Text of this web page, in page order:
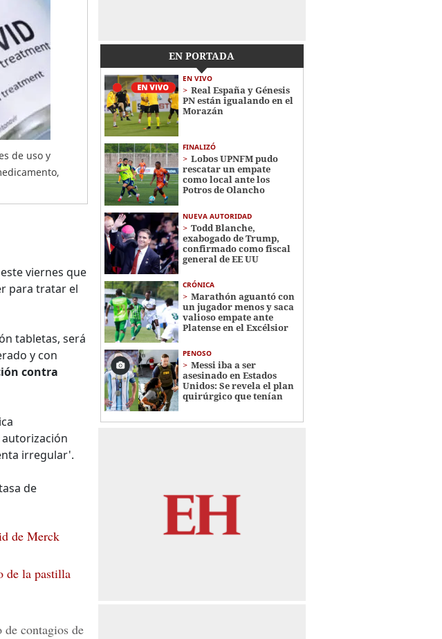
de uso y
viernes que
para tratar el
tabletas, será
y con
contra
irregular'.
de
de Merck
de la pastilla
contagios de
EN PORTADA
EN VIVO
Real España y Génesis
PN están igualando en el
Morazán
FINALIZÓ
Lobos UPNFM pudo
rescatar un empate
como local ante los
Potros de Olancho
NUEVA AUTORIDAD
Todd Blanche,
exabogado de Trump,
confirmado como fiscal
general de EE UU
CRÓNICA
Marathón aguantó con
un jugador menos y saca
valioso empate ante
Platense en el Excélsior
PENOSO
Messi iba a ser
asesinado en Estados
Unidos: Se revela el plan
quirúrgico que tenían